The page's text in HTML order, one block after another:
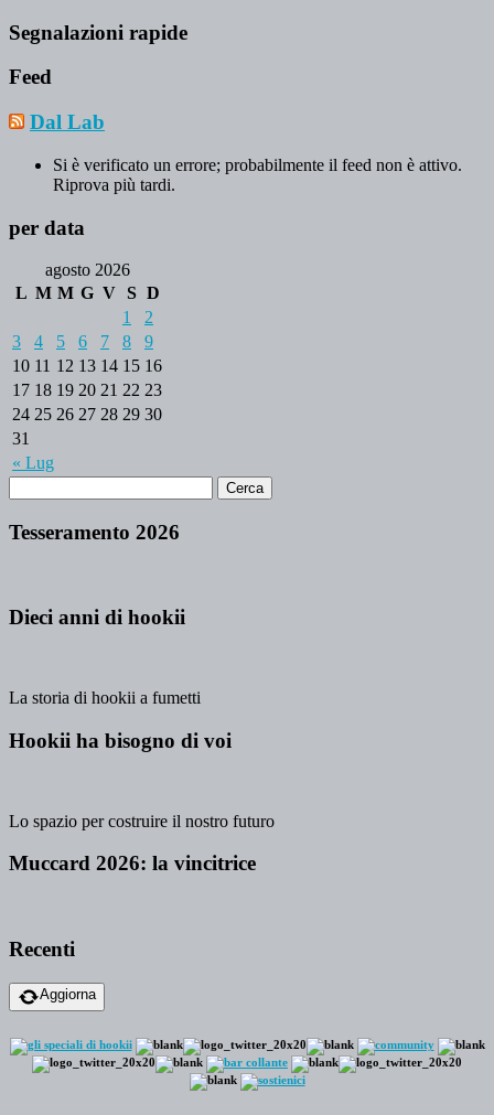
Segnalazioni rapide
Feed
Dal Lab
Si è verificato un errore; probabilmente il feed non è attivo.
Riprova più tardi.
per data
agosto 2026
L M M G V S D
« Lug
1
2
3
4 5 6 7 8
9
10 11 12 13 14 15 16
17 18 19 20 21 22 23
24 25 26 27 28 29 30
31
Tesseramento 2026
Dieci anni di hookii
La storia di hookii a fumetti
Hookii ha bisogno di voi
Lo spazio per costruire il nostro futuro
Muccard 2026: la vincitrice
Recenti
Aggiorna